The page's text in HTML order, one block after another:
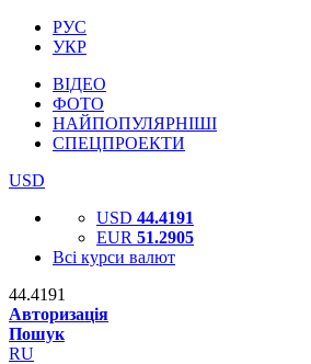
РУС
УКР
ВІДЕО
ФОТО
НАЙПОПУЛЯРНІШІ
СПЕЦПРОЕКТИ
USD
USD 44.4191
EUR 51.2905
Всі курси валют
44.4191
Авторизація
Пошук
RU